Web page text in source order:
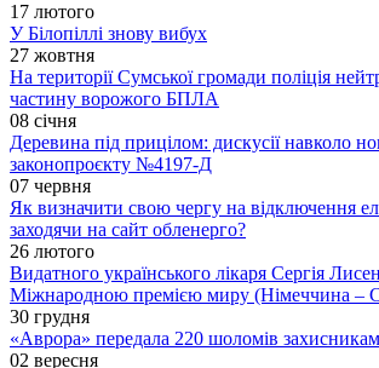
17 лютого
У Білопіллі знову вибух
27 жовтня
На території Сумської громади поліція
частину ворожого БПЛА
08 січня
Деревина під прицілом: дискусії навколо
законопроєкту №4197-Д
07 червня
Як визначити свою чергу на відключення
заходячи на сайт обленерго?
26 лютого
Видатного українського лікаря Сергія
Міжнародною премією миру (Німеччина
30 грудня
«Аврора» передала 220 шоломів захисникам
02 вересня